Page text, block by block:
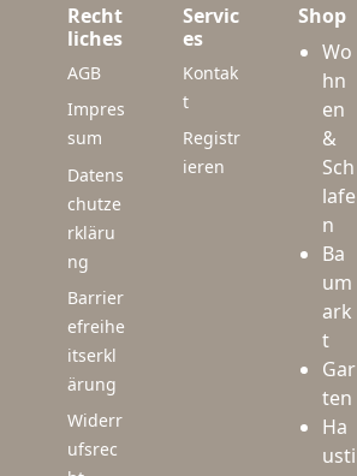
Recht
liches
AGB
Impres
sum
Datens
chutze
rkläru
ng
Barrier
efreihe
itserkl
ärung
Widerr
ufsrec
Servic
es
Kontak
t
Registr
ieren
Shop
Wo
hn
en
&
Sch
lafe
n
Ba
um
ark
t
Gar
ten
Ha
usti